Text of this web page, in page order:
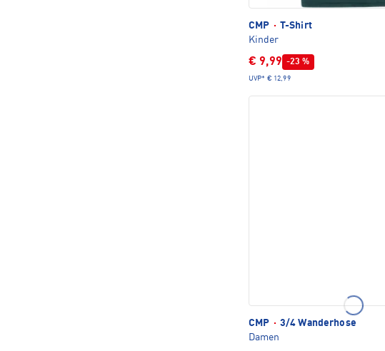
CMP · T-Shirt
Kinder
€ 9,99 -23 %
UVP* € 12,99
CMP · 3/4 Wanderhose
Damen